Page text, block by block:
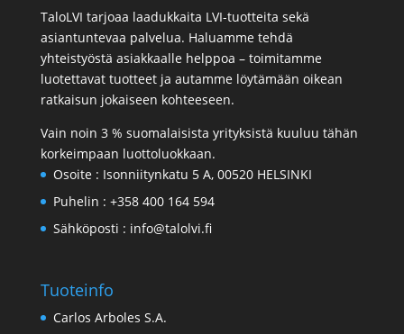
TaloLVI tarjoaa laadukkaita LVI-tuotteita sekä
asiantuntevaa palvelua. Haluamme tehdä
yhteistyöstä asiakkaalle helppoa – toimitamme
luotettavat tuotteet ja autamme löytämään oikean
ratkaisun jokaiseen kohteeseen.
Vain noin 3 % suomalaisista yrityksistä kuuluu tähän
korkeimpaan luottoluokkaan.
Osoite : Isonniitynkatu 5 A, 00520 HELSINKI
Puhelin : +358 400 164 594
Sähköposti : info@talolvi.fi
Tuoteinfo
Carlos Arboles S.A.